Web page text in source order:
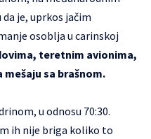
je, uprkos jačim
osoblja u carinskoj
teretnim avionima,
mešaju sa brašnom.
u odnosu 70:30.
ih nije briga koliko to